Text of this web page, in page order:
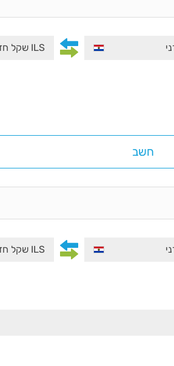
ILS שקל חדש
חשב
ILS שקל חדש